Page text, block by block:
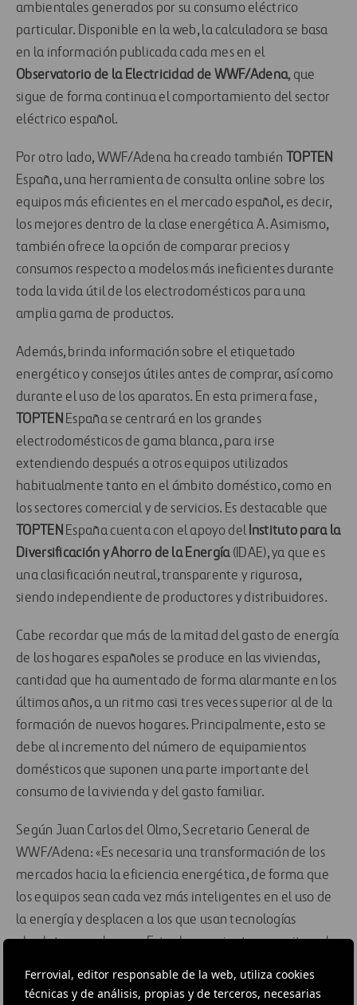
Ferrovial, editor responsable de la web, utiliza cookies
técnicas y de análisis, propias y de terceros, necesarias
ambientales generados por su consumo eléctrico
particular. Disponible en la web, la calculadora se basa
en la información publicada cada mes en el
Observatorio de la Electricidad de WWF/Adena, que
sigue de forma continua el comportamiento del sector
eléctrico español.
Por otro lado, WWF/Adena ha creado también TOPTEN
España, una herramienta de consulta online sobre los
equipos más eficientes en el mercado español, es decir,
los mejores dentro de la clase energética A. Asimismo,
también ofrece la opción de comparar precios y
consumos respecto a modelos más ineficientes durante
toda la vida útil de los electrodomésticos para una
amplia gama de productos.
Además, brinda información sobre el etiquetado
energético y consejos útiles antes de comprar, así como
durante el uso de los aparatos. En esta primera fase,
TOPTENEspaña se centrará en los grandes
electrodomésticos de gama blanca, para irse
extendiendo después a otros equipos utilizados
habitualmente tanto en el ámbito doméstico, como en
los sectores comercial y de servicios. Es destacable que
TOPTENEspaña cuenta con el apoyo delInstituto para la
Diversificación y Ahorro de la Energía(IDAE), ya que es
una clasificación neutral, transparente y rigurosa,
siendo independiente de productores y distribuidores.
Cabe recordar que más de la mitad del gasto de energía
de los hogares españoles se produce en las viviendas,
cantidad que ha aumentado de forma alarmante en los
últimos años, a un ritmo casi tres veces superior al de la
formación de nuevos hogares. Principalmente, esto se
debe al incremento del número de equipamientos
domésticos que suponen una parte importante del
consumo de la vivienda y del gasto familiar.
Según Juan Carlos del Olmo, Secretario General de
WWF/Adena: «Es necesaria una transformación de los
mercados hacia la eficiencia energética, de forma que
los equipos sean cada vez más inteligentes en el uso de
la energía y desplacen a los que usan tecnologías
obsoletas», y subraya: «Estas herramientas permiten al
que eligen un electrodoméstico».